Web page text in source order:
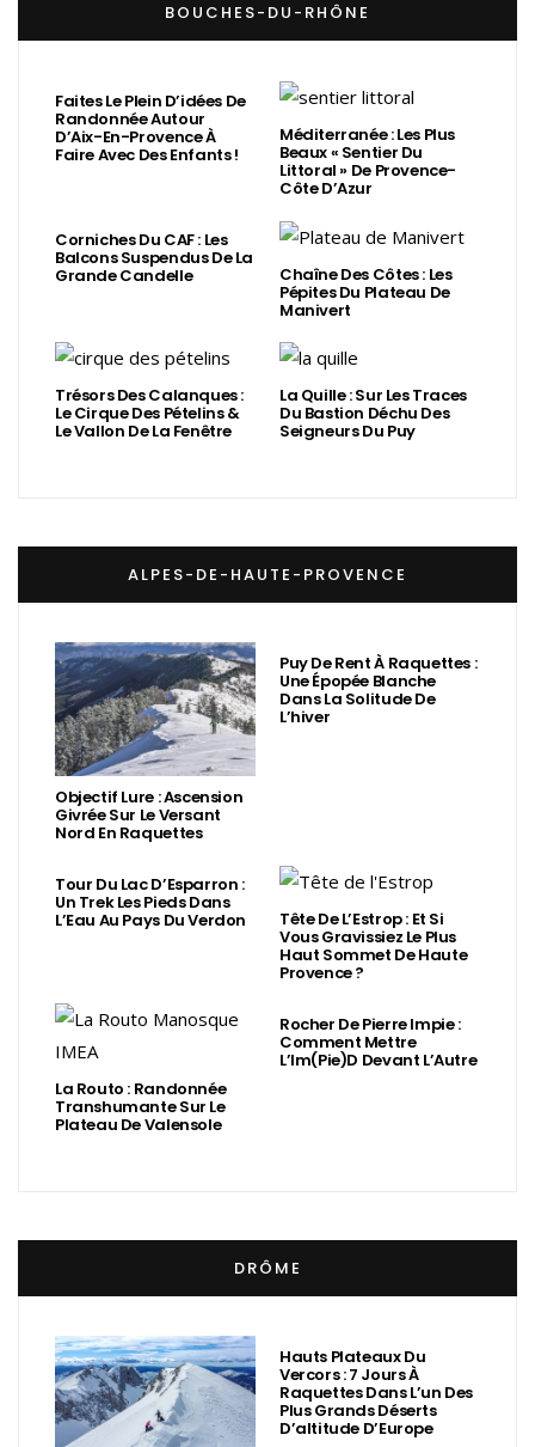
BOUCHES-DU-RHÔNE
Faites Le Plein D’idées De
Randonnée Autour
D’Aix-En-Provence À
Faire Avec Des Enfants !
Méditerranée : Les Plus
Beaux « Sentier Du
Littoral » De Provence-
Côte D’Azur
Corniches Du CAF : Les
Balcons Suspendus De La
Grande Candelle Chaîne Des Côtes : Les
Pépites Du Plateau De
Manivert
Trésors Des Calanques :
Le Cirque Des Pételins &
Le Vallon De La Fenêtre
La Quille : Sur Les Traces
Du Bastion Déchu Des
Seigneurs Du Puy
ALPES-DE-HAUTE-PROVENCE
Objectif Lure : Ascension
Givrée Sur Le Versant
Nord En Raquettes
Puy De Rent À Raquettes :
Une Épopée Blanche
Dans La Solitude De
L’hiver
Tour Du Lac D’Esparron :
Un Trek Les Pieds Dans
L’Eau Au Pays Du Verdon Tête De L’Estrop : Et Si
Vous Gravissiez Le Plus
Haut Sommet De Haute
Provence ?
La Routo : Randonnée
Transhumante Sur Le
Plateau De Valensole
Rocher De Pierre Impie :
Comment Mettre
L’Im(Pie)d Devant L’Autre
DRÔME
Hauts Plateaux Du
Vercors : 7 Jours À
Raquettes Dans L’un Des
Plus Grands Déserts
D’altitude D’Europe